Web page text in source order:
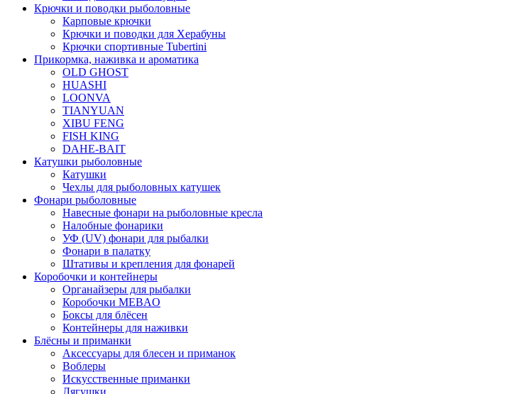
Крючки и поводки рыболовные
Карповые крючки
Крючки и поводки для Херабуны
Крючки спортивные Tubertini
Прикормка, наживка и ароматика
OLD GHOST
HUASHI
LOONVA
TIANYUAN
XIBU FENG
FISH KING
DAHE-BAIT
Катушки рыболовные
Катушки
Чехлы для рыболовных катушек
Фонари рыболовные
Навесные фонари на рыболовные кресла
Налобные фонарики
УФ (UV) фонари для рыбалки
Фонари в палатку
Штативы и крепления для фонарей
Коробочки и контейнеры
Органайзеры для рыбалки
Коробочки MEBAO
Боксы для блёсен
Контейнеры для наживки
Блёсны и приманки
Аксессуары для блесен и приманок
Воблеры
Искусственные приманки